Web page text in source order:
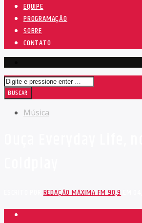
EQUIPE
PROGRAMAÇÃO
SOBRE
CONTATO
Música
ESCRITO PORREDAÇÃO MÁXIMA FM 90,9EM